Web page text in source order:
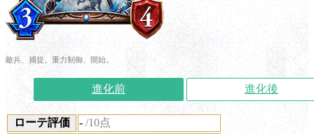
敵兵、捕捉。重力制御、開始。
進化前 進化後
ローテ評価 - /10点